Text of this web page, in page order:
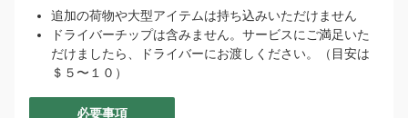
追加の荷物や大型アイテムは持ち込みいただけません
ドライバーチップは含みません。サービスにご満足いた
だけましたら、ドライバーにお渡しください。（目安は
＄５〜１０）
必要事項